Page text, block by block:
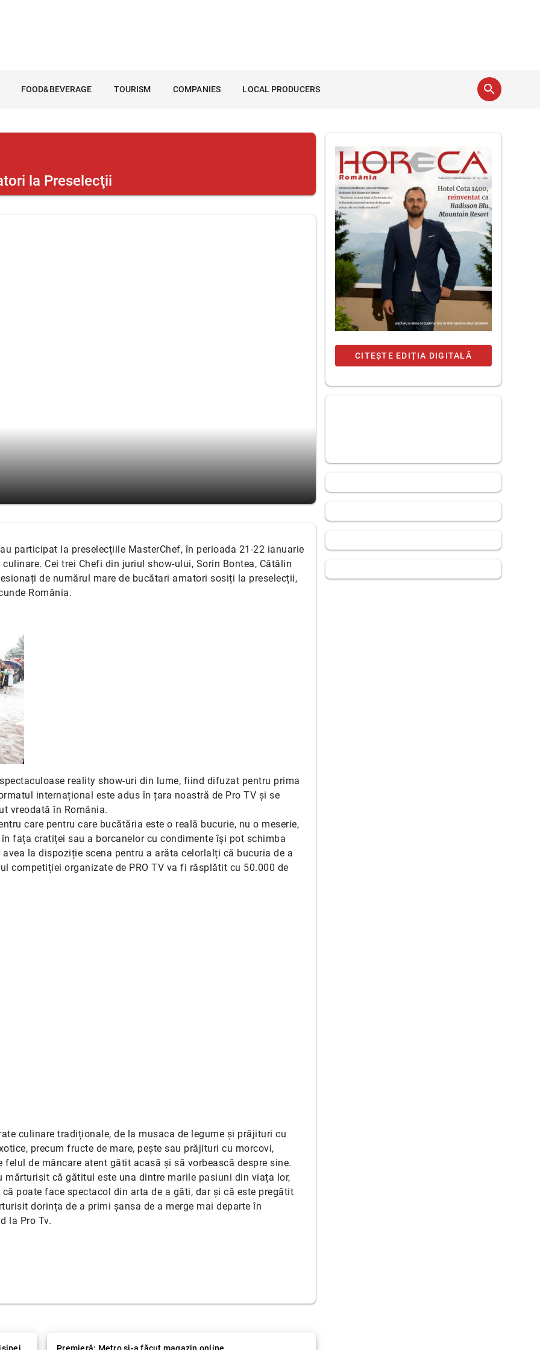
FOOD&BEVERAGE TOURISM COMPANIES LOCAL PRODUCERS search
la Preselecţii
participat la preselecțiile MasterChef, în perioada 21-22 ianuarie
Cei trei Chefi din juriul show-ului, Sorin Bontea, Cătălin
de numărul mare de bucătari amatori sosiți la preselecții,
România.
reality show-uri din lume, fiind difuzat pentru prima
internațional este adus în țara noastră de Pro TV și se
vreodată în România.
care pentru care bucătăria este o reală bucurie, nu o meserie,
fața cratiței sau a borcanelor cu condimente își pot schimba
la dispoziție scena pentru a arăta celorlalți că bucuria de a
competiției organizate de PRO TV va fi răsplătit cu 50.000 de
culinare tradiționale, de la musaca de legume și prăjituri cu
precum fructe de mare, pește sau prăjituri cu morcovi,
de mâncare atent gătit acasă și să vorbească despre sine.
că gătitul este una dintre marile pasiuni din viața lor,
poate face spectacol din arta de a găti, dar și că este pregătit
dorința de a primi șansa de a merge mai departe în
la Pro Tv.
Premieră: Metro şi-a făcut magazin online
CITEȘTE EDIȚIA DIGITALĂ